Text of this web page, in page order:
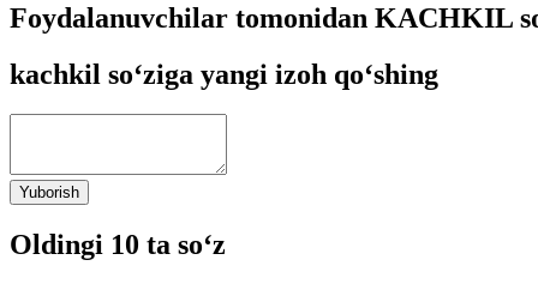
Foydalanuvchilar tomonidan KACHKIL
kachkil so‘ziga yangi izoh qo‘shing
Yuborish
Oldingi 10 ta so‘z